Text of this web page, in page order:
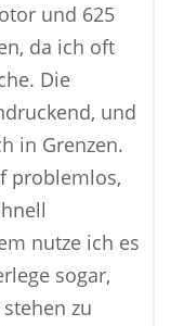
und 625
da ich oft
Die
und
in Grenzen.
problemlos,
nutze ich es
sogar,
zu